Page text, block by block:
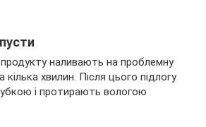
продукту наливають на проблемну
хвилин. Після цього підлогу
і протирають вологою